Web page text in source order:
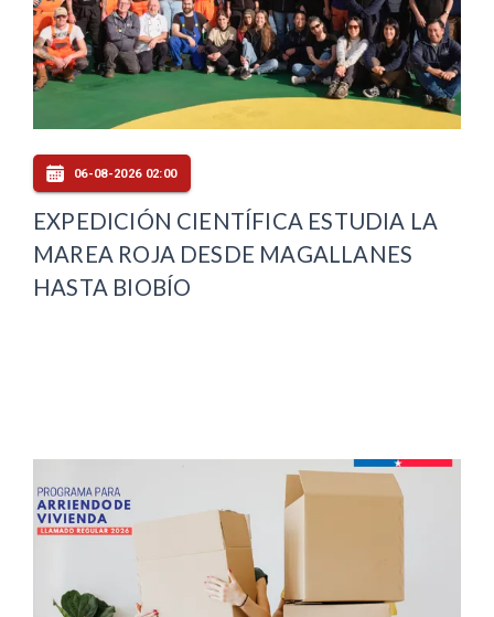
06-08-2026 02:00
EXPEDICIÓN CIENTÍFICA ESTUDIA LA
MAREA ROJA DESDE MAGALLANES
HASTA BIOBÍO